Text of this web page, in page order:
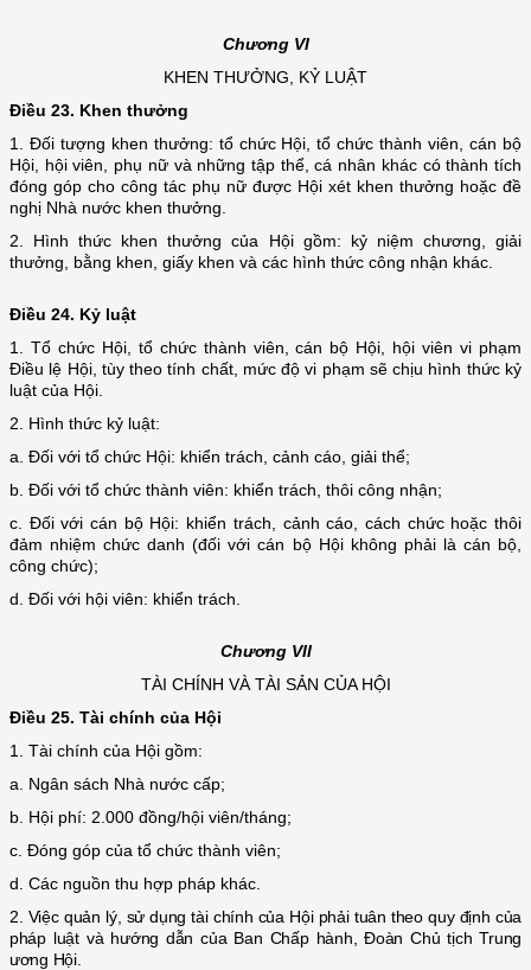
Chương VI
KHEN THƯỞNG, KỶ LUẬT
Điều 23. Khen thưởng
1. Đối tượng khen thưởng: tổ chức Hội, tổ chức thành viên, cán bộ
Hội, hội viên, phụ nữ và những tập thể, cá nhân khác có thành tích
đóng góp cho công tác phụ nữ được Hội xét khen thưởng hoặc đề
nghị Nhà nước khen thưởng.
2. Hình thức khen thưởng của Hội gồm: kỷ niệm chương, giải
thưởng, bằng khen, giấy khen và các hình thức công nhận khác.
Điều 24. Kỷ luật
1. Tổ chức Hội, tổ chức thành viên , cán bộ Hội, hội viên vi phạm
Điều lệ Hội, tùy theo tính chất, mức độ vi phạm sẽ chịu hình thức kỷ
luật của Hội.
2. Hình thức kỷ luật:
a. Đối với tổ chức Hội: khiển trách, cảnh cáo, giải thể;
b. Đối với tổ chức thành viên: khiển trách, thôi công nhận;
c. Đối với cán bộ Hội: khiển trách, cảnh cáo, cách chức hoặc thôi
đảm nhiệm chức danh (đối với cán bộ Hội không phải là cán bộ,
công chức);
d. Đối với hội viên: khiển trách.
Chương VII
TÀI CHÍNH VÀ TÀI SẢN CỦA HỘI
Điều 25. Tài chính của Hội
1. Tài chính của Hội gồm:
a.
Ngân sách Nhà nước cấp;
b. Hội phí: 2.000 đồng/hội viên/tháng;
c. Đóng góp của tổ chức thành viên;
d. Các nguồn thu hợp pháp khác.
2. Việc quản lý, sử dụng tài chính của Hội phải tuân theo quy định của
pháp luật và hướng dẫn của Ban Chấp hành, Đoàn Chủ tịch Trung
ương Hội.